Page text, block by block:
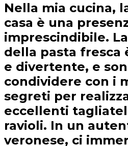
Nella mia cucina,
casa è una
imprescindibile.
della pasta fresca
e divertente, e
condividere con i
segreti per
eccellenti
ravioli. In un
veronese, ci